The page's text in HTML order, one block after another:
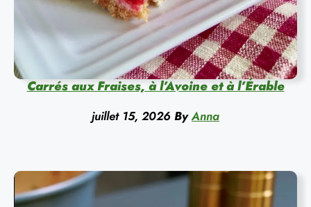
Carrés aux Fraises, à l’Avoine et à l’Érable
juillet 15, 2026 By Anna